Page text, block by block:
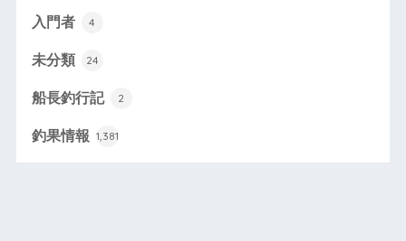
入門者 4
未分類 24
船長釣行記 2
釣果情報 1,381